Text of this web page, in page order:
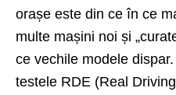
orașe este din ce în ce
multe mașini noi și
ce vechile modele
testele RDE (Real